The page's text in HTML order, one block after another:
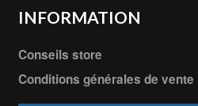
INFORMATION
Conseils store
Conditions générales de vente